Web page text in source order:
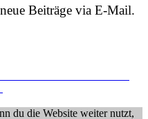
Beiträge via E-Mail.
du die Website weiter nutzt,